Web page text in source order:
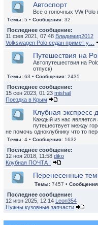
Автоспорт
Все о гоночных VW Polo
Темы: 5 • Сообщения: 32
Последнее сообщение:
11 фев 2021, 07:48 Владимир2012
Volkswagen Polo седан примет у…
Путешествия на
Автопутешествия на
отпуск)
Темы: 63 • Сообщения: 2435
Последнее сообщение:
15 сен 2023, 01:23 mishail
Поездка в Крым
Клубная экспресс
Каждый из нас
путешествует между
не помочь одноклубнику что то
Темы: 4 • Сообщения: 1632
Последнее сообщение:
12 ноя 2018, 11:58 diko
Клубная ПОЧТА !
Перенесенные
Темы: 7457 •
Последнее сообщение:
12 июн 2025, 12:14 Leon354
Нужны кузовные запчасти